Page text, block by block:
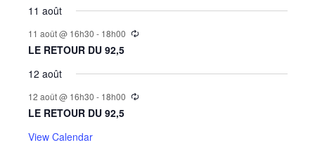
11 août
11 août @ 16h30 - 18h00
LE RETOUR DU 92,5
12 août
12 août @ 16h30 - 18h00
LE RETOUR DU 92,5
View Calendar